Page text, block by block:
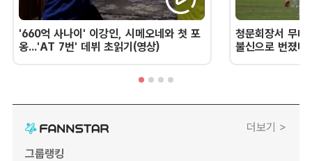
'660억 사나이' 이강인, 시메오네와 첫 포
옹...'AT 7번' 데뷔 초읽기(영상)
청문회장서 무너
불신으로 번졌
더보기 >
그룹랭킹